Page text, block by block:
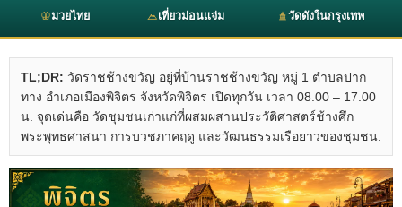
มวยไทย เที่ยวม่อนแจ่ม วัดดังในกรุงเทพ
TL;DR: วัดราชช้างขวัญ อยู่ที่บ้านราชช้างขวัญ หมู่ 1 ตำบลปาก
ทาง อำเภอเมืองพิจิตร จังหวัดพิจิตร เปิดทุกวัน เวลา 08.00 – 17.00
น. จุดเด่นคือ วัดชุมชนเก่าแก่ที่ผสมผสานประวัติศาสตร์ช้างศึก
พระพุทธศาสนา การบวชภาคฤดู และวัฒนธรรมเรือยาวของชุมชน.